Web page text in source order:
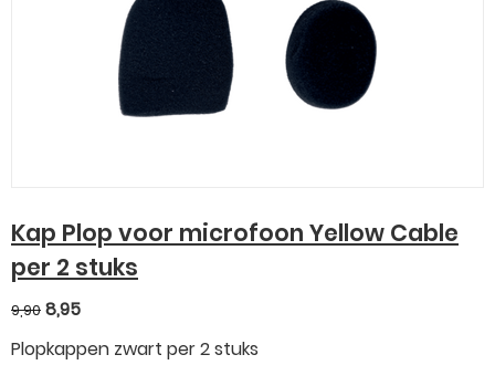
Kap Plop voor microfoon Yellow Cable
per 2 stuks
9,90 8,95
Plopkappen zwart per 2 stuks